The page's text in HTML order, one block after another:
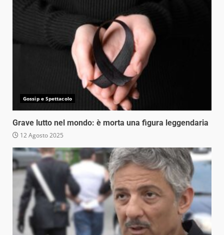
Gossip e Spettacolo
Grave lutto nel mondo: è morta una figura leggendaria
12 Agosto 2025